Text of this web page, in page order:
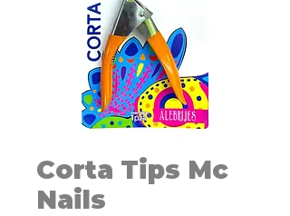
Corta Tips Mc
Nails